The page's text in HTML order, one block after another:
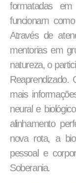
formatadas
funcionam
Através de
mentorias em
natureza, o
Reaprendizado.
mais
neural e
alinhamento
nova rota, a
pessoal e
Soberania.